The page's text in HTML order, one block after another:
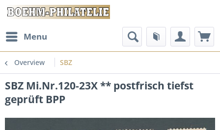
Menu
Overview SBZ
SBZ Mi.Nr.120-23X ** postfrisch tiefst
geprüft BPP